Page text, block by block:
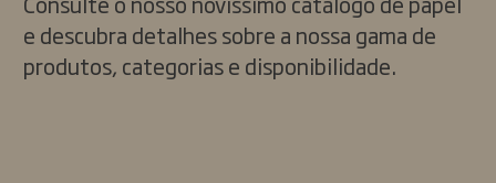
e descubra detalhes sobre a nossa gama de
produtos, categorias e disponibilidade.